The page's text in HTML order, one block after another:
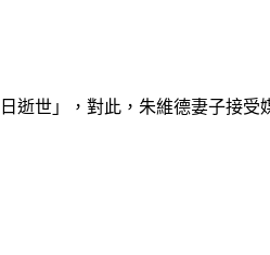
逝世」，對此，朱維德妻子接受